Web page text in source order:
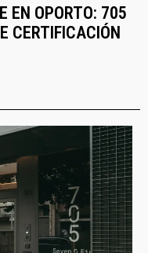
EN OPORTO: 705
CERTIFICACIÓN